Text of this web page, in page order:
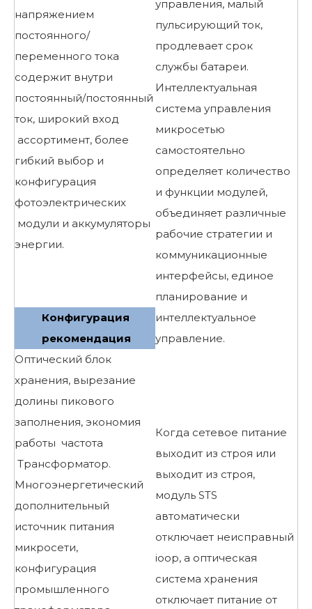
напряжением
постоянного/
переменного тока
содержит внутри
постоянный/постоянный
ток, широкий вход
ассортимент, более
гибкий выбор и
конфигурация
фотоэлектрических
модули и аккумуляторы
энергии.
управления, малый
пульсирующий ток,
продлевает срок
службы батареи.
Интеллектуальная
система управления
микросетью
самостоятельно
определяет количество
и функции модулей,
объединяет различные
рабочие стратегии и
коммуникационные
интерфейсы, единое
планирование и
интеллектуальное
управление.
Конфигурация
рекомендация
Оптический блок
хранения, вырезание
долины пикового
заполнения, экономия
работы частота
Трансформатор.
Многоэнергетический
дополнительный
источник питания
микросети,
конфигурация
промышленного
Когда сетевое питание
выходит из строя или
выходит из строя,
модуль STS
автоматически
отключает неисправный
ioop, а оптическая
система хранения
отключает питание от